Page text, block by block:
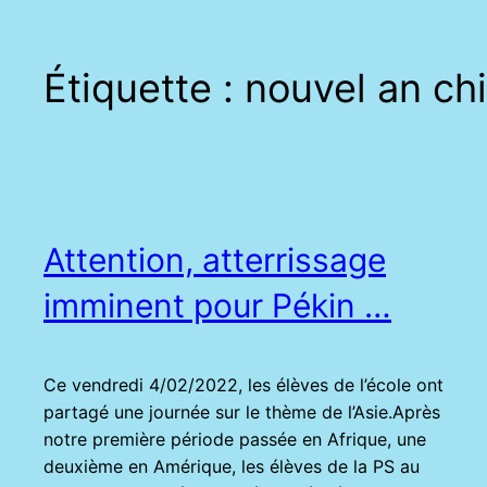
Étiquette : nouvel an
Attention, atterrissage
imminent pour Pékin …
Ce vendredi 4/02/2022, les élèves de l’école ont
partagé une journée sur le thème de l’Asie.Après
notre première période passée en Afrique, une
deuxième en Amérique, les élèves de la PS au